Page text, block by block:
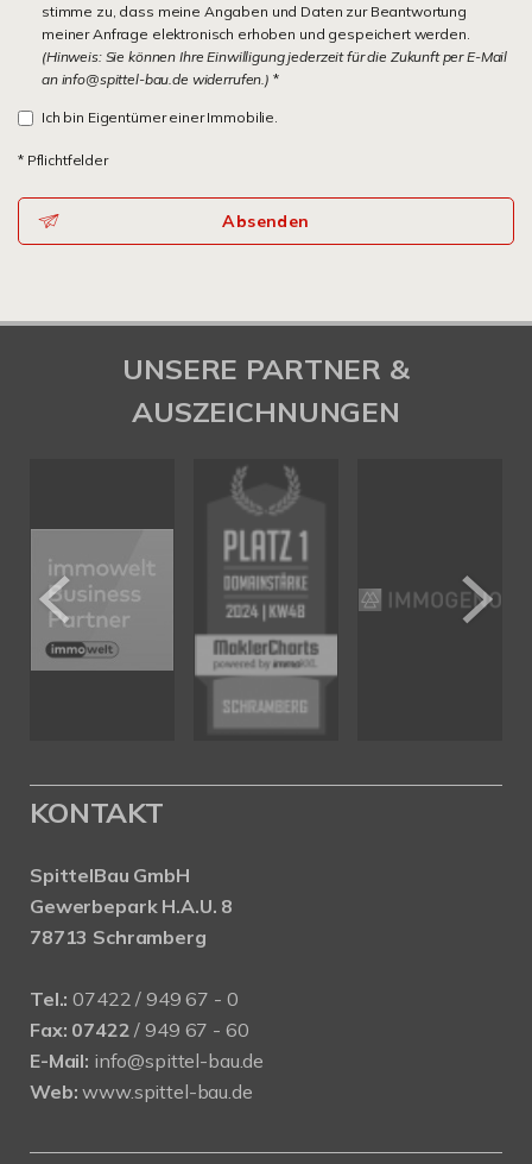
stimme zu, dass meine Angaben und Daten zur Beantwortung
meiner Anfrage elektronisch erhoben und gespeichert werden.
(Hinweis: Sie können Ihre Einwilligung jederzeit für die Zukunft per E-Mail
an info@spittel-bau.de widerrufen.) *
Ich bin Eigentümer einer Immobilie.
* Pflichtfelder
Absenden
UNSERE PARTNER &
AUSZEICHNUNGEN
KONTAKT
SpittelBau GmbH
Gewerbepark H.A.U. 8
78713 Schramberg
Tel.: 07422 / 949 67 - 0
Fax: 07422 / 949 67 - 60
E-Mail: info@spittel-bau.de
Web: www.spittel-bau.de